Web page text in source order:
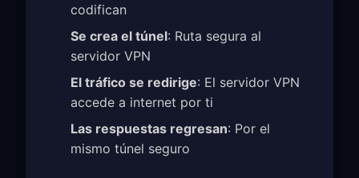
codifican
Se crea el túnel: Ruta segura al
servidor VPN
El tráfico se redirige: El servidor VPN
accede a internet por ti
Las respuestas regresan: Por el
mismo túnel seguro